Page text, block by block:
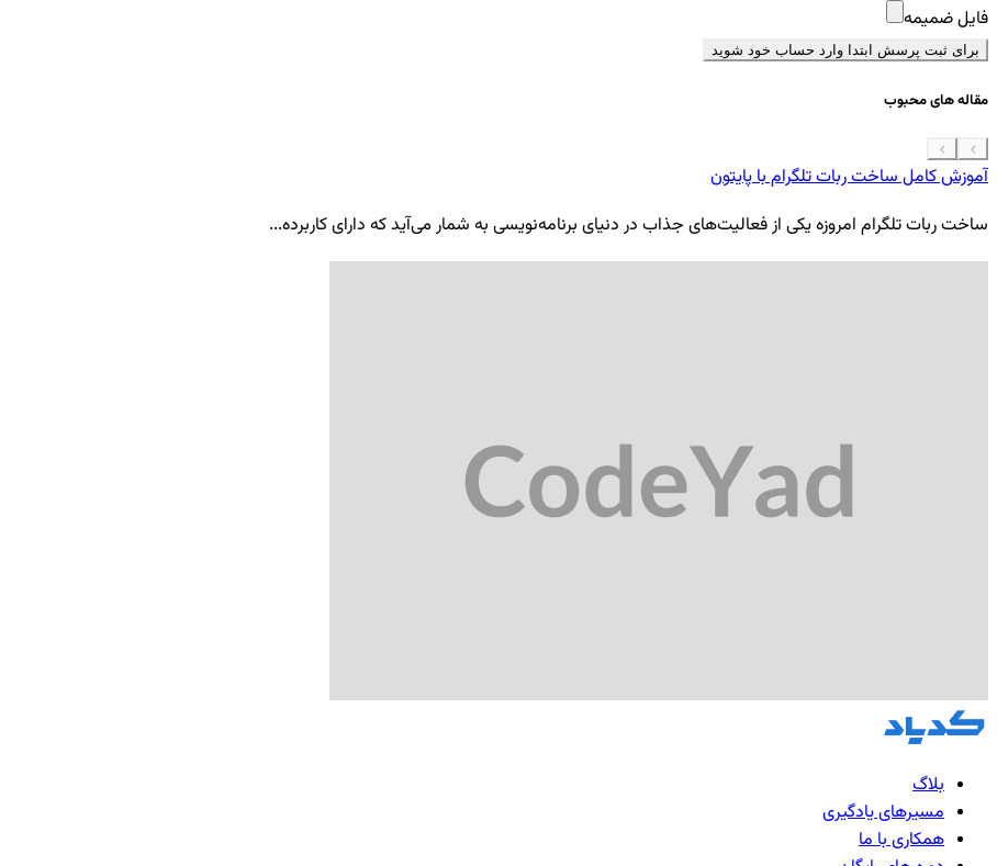
فایل ضمیمه
برای ثبت پرسش ابتدا وارد حساب خود شوید
مقاله های محبوب
آموزش کامل ساخت ربات تلگرام با پایتون
ساخت ربات تلگرام امروزه یکی از فعالیت‌های جذاب در دنیای برنامه‌نویسی به شمار می‌آید که دارای کاربرده...
بلاگ
مسیرهای یادگیری
همکاری با ما